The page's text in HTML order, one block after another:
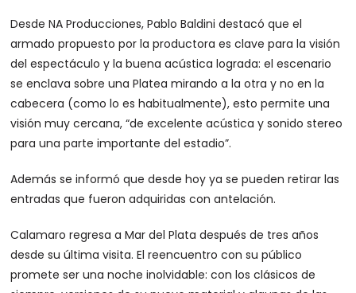
Desde NA Producciones, Pablo Baldini destacó que el
armado propuesto por la productora es clave para la visión
del espectáculo y la buena acústica lograda: el escenario
se enclava sobre una Platea mirando a la otra y no en la
cabecera (como lo es habitualmente), esto permite una
visión muy cercana, “de excelente acústica y sonido stereo
para una parte importante del estadio”.
Además se informó que desde hoy ya se pueden retirar las
entradas que fueron adquiridas con antelación.
Calamaro regresa a Mar del Plata después de tres años
desde su última visita. El reencuentro con su público
promete ser una noche inolvidable: con los clásicos de